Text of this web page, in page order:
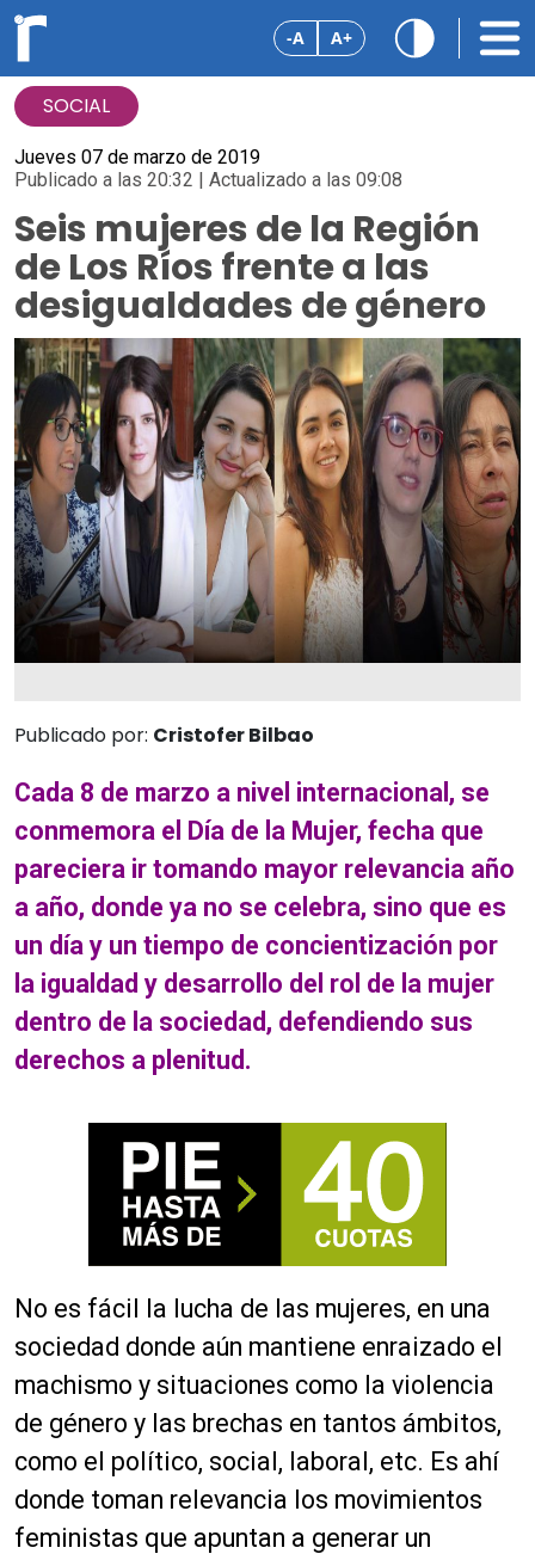
-A A+
SOCIAL
Jueves 07 de marzo de 2019
Publicado a las 20:32 | Actualizado a las 09:08
Seis mujeres de la Región
de Los Ríos frente a las
desigualdades de género
Publicado por: Cristofer Bilbao
Cada 8 de marzo a nivel internacional, se
conmemora el Día de la Mujer, fecha que
pareciera ir tomando mayor relevancia año
a año, donde ya no se celebra, sino que es
un día y un tiempo de concientización por
la igualdad y desarrollo del rol de la mujer
dentro de la sociedad, defendiendo sus
derechos a plenitud.
No es fácil la lucha de las mujeres, en una
sociedad donde aún mantiene enraizado el
machismo y situaciones como la violencia
de género y las brechas en tantos ámbitos,
como el político, social, laboral, etc. Es ahí
donde toman relevancia los movimientos
feministas que apuntan a generar un